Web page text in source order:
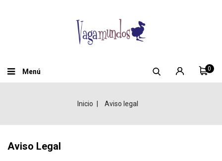
0
Menú
Inicio Aviso legal
Aviso Legal